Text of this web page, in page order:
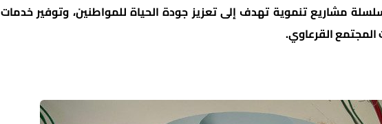
مشاريع تنموية تهدف إلى تعزيز جودة الحياة للمواطنين، وتوفير خدمات
المجتمع القرعاوي.